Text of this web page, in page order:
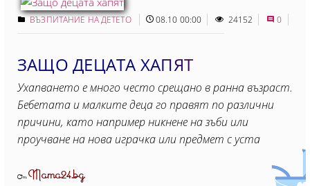
ВЪЗПИТАНИЕ НА ДЕТЕТО 08.10 00:00 24152 0
ЗАЩО ДЕЦАТА ХАПЯТ
Ухапването е много често срещано в ранна възраст.
Бебетата и малките деца го правят по различни
причини, като например никнене на зъби или
проучване на нова играчка или предмет с уста
ОтMama24.bg